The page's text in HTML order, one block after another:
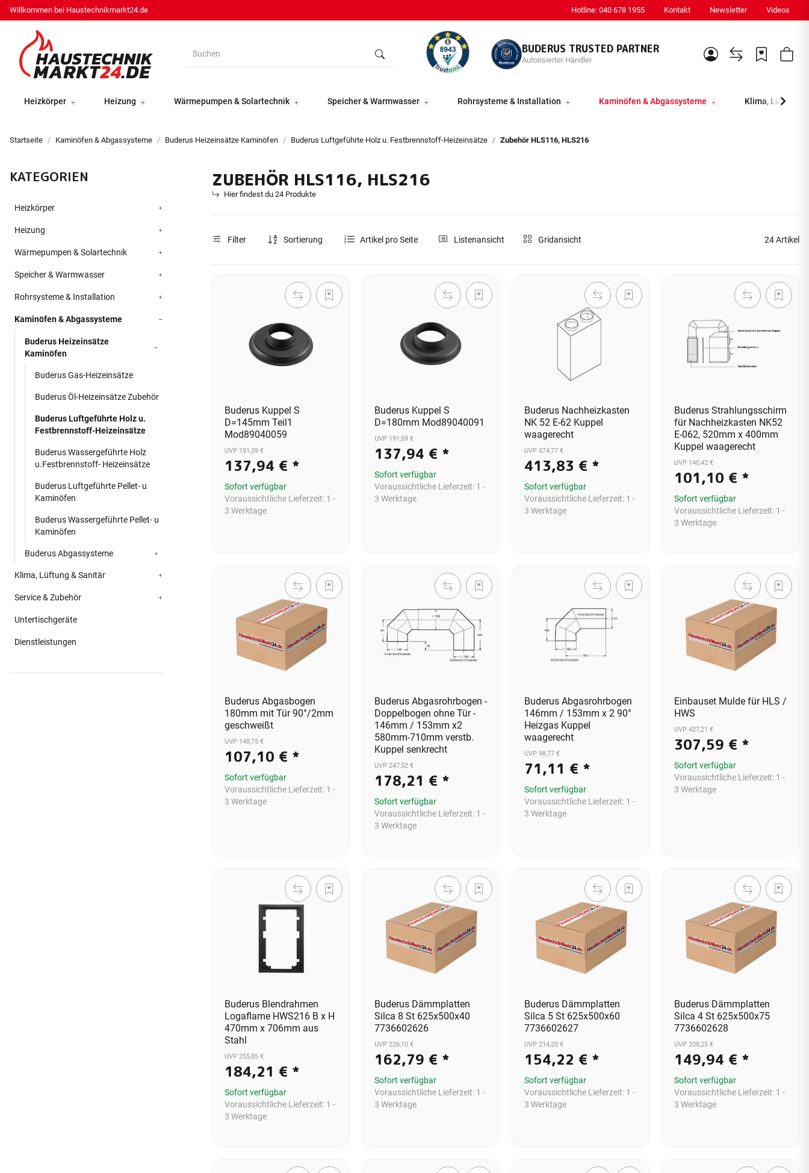
Willkommen bei Haustechnikmarkt24.de Hotline: 040 678 1955 Kontakt Newsletter Videos
BUDERUS TRUSTED PARTNER
Autorisierter Händler
Heizkörper Heizung Wärmepumpen & Solartechnik Speicher & Warmwasser Rohrsysteme & Installation Kaminöfen & Abgassysteme Klima, Lüftung
Startseite Kaminöfen & Abgassysteme Buderus Heizeinsätze Kaminöfen Buderus Luftgeführte Holz u. Festbrennstoff-Heizeinsätze Zubehör HLS116, HLS216
ZUBEHÖR HLS116, HLS216
Hier findest du 24 Produkte
Filter Sortierung Artikel pro Seite Listenansicht Gridansicht 24 Artikel
Buderus Kuppel S
D=145mm Teil1
Mod89040059
UVP 191,59 €
137,94 € *
Sofort verfügbar
Voraussichtliche Lieferzeit: 1 -
3 Werktage
Buderus Kuppel S
D=180mm Mod89040091
UVP 191,59 €
137,94 € *
Sofort verfügbar
Voraussichtliche Lieferzeit: 1 -
3 Werktage
Buderus Nachheizkasten
NK 52 E-62 Kuppel
waagerecht
UVP 574,77 €
413,83 € *
Sofort verfügbar
Voraussichtliche Lieferzeit: 1 -
3 Werktage
Buderus Strahlungsschirm
für Nachheizkasten NK52
E-062, 520mm x 400mm
Kuppel waagerecht
UVP 140,42 €
101,10 € *
Sofort verfügbar
Voraussichtliche Lieferzeit: 1 -
3 Werktage
Buderus Abgasbogen
180mm mit Tür 90°/2mm
geschweißt
UVP 148,75 €
107,10 € *
Sofort verfügbar
Voraussichtliche Lieferzeit: 1 -
3 Werktage
Buderus Abgasrohrbogen -
Doppelbogen ohne Tür -
146mm / 153mm x2
580mm-710mm verstb.
Kuppel senkrecht
UVP 247,52 €
178,21 € *
Sofort verfügbar
Voraussichtliche Lieferzeit: 1 -
3 Werktage
Buderus Abgasrohrbogen
146mm / 153mm x 2 90°
Heizgas Kuppel
waagerecht
UVP 98,77 €
71,11 € *
Sofort verfügbar
Voraussichtliche Lieferzeit: 1 -
3 Werktage
Einbauset Mulde für HLS /
HWS
UVP 427,21 €
307,59 € *
Sofort verfügbar
Voraussichtliche Lieferzeit: 1 -
3 Werktage
Buderus Blendrahmen
Logaflame HWS216 B x H
470mm x 706mm aus
Stahl
UVP 255,85 €
184,21 € *
Sofort verfügbar
Voraussichtliche Lieferzeit: 1 -
3 Werktage
Buderus Dämmplatten
Silca 8 St 625x500x40
7736602626
UVP 226,10 €
162,79 € *
Sofort verfügbar
Voraussichtliche Lieferzeit: 1 -
3 Werktage
Buderus Dämmplatten
Silca 5 St 625x500x60
7736602627
UVP 214,20 €
154,22 € *
Sofort verfügbar
Voraussichtliche Lieferzeit: 1 -
3 Werktage
Buderus Dämmplatten
Silca 4 St 625x500x75
7736602628
UVP 208,25 €
149,94 € *
Sofort verfügbar
Voraussichtliche Lieferzeit: 1 -
3 Werktage
KATEGORIEN
Heizkörper
Heizung
Wärmepumpen & Solartechnik
Speicher & Warmwasser
Rohrsysteme & Installation
Kaminöfen & Abgassysteme
Buderus Heizeinsätze
Kaminöfen
Buderus Gas-Heizeinsätze
Buderus Öl-Heizeinsätze Zubehör
Buderus Luftgeführte Holz u.
Festbrennstoff-Heizeinsätze
Buderus Wassergeführte Holz
u.Festbrennstoff- Heizeinsätze
Buderus Luftgeführte Pellet- u
Kaminöfen
Buderus Wassergeführte Pellet- u
Kaminöfen
Buderus Abgassysteme
Klima, Lüftung & Sanitär
Service & Zubehör
Untertischgeräte
Dienstleistungen